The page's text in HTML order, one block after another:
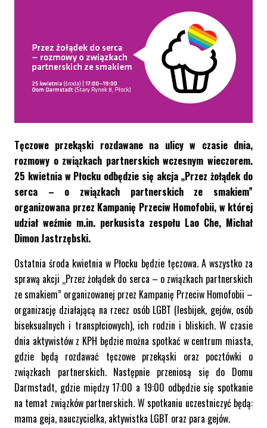
Tęczowe przekąski rozdawane na ulicy w czasie dnia,
rozmowy o związkach partnerskich wczesnym wieczorem.
25 kwietnia w Płocku odbędzie się akcja „Przez żołądek do
serca – o związkach partnerskich ze smakiem”
organizowana przez Kampanię Przeciw Homofobii, w której
udział weźmie m.in. perkusista zespołu Lao Che, Michał
Dimon Jastrzębski.
Ostatnia środa kwietnia w Płocku będzie tęczowa. A wszystko za
sprawą akcji „Przez żołądek do serca – o związkach partnerskich
ze smakiem” organizowanej przez Kampanię Przeciw Homofobii –
organizację działającą na rzecz osób LGBT (lesbijek, gejów, osób
biseksualnych i transpłciowych), ich rodzin i bliskich. W czasie
dnia aktywistów z KPH będzie można spotkać w centrum miasta,
gdzie będą rozdawać tęczowe przekąski oraz pocztówki o
związkach partnerskich. Następnie przeniosą się do Domu
Darmstadt, gdzie między 17:00 a 19:00 odbędzie się spotkanie
na temat związków partnerskich. W spotkaniu uczestniczyć będą:
mama geja, nauczycielka, aktywistka LGBT oraz para gejów.